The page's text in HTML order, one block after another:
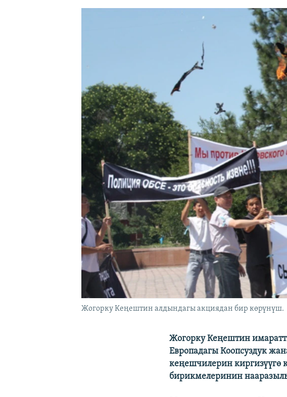
Жогорку Кеңештин алдындагы акциядан бир көрүнүш.
Жогорку Кеңештин
Европадагы Коопсуздук
кеңешчилерин
бирикмелеринин